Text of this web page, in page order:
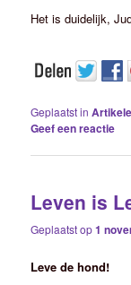
Het is duidelijk,
Geplaatst in
Geef een reactie
Leven is
Geplaatst op1
Leve de hond!